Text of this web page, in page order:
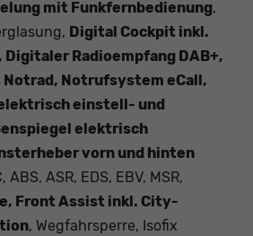
mit Funkfernbedienung,
Digital Cockpit inkl.
Digitaler Radioempfang DAB+,
Notrad, Notrufsystem eCall,
einstell- und
elektrisch
vorn und hinten
ABS, ASR, EDS, EBV, MSR,
Front Assist inkl. City-
, Wegfahrsperre, Isofix